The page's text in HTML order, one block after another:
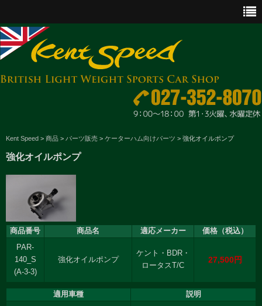
CAR SALES
PARTS
ENGINE MAINTENANCE
OTHER WORKS
GOODS & ACCESSORIES
OUTLINE
Kent Speed > 商品 > パーツ販売 > ケーターハム向けパーツ > 強化オイルポンプ
強化オイルポンプ
商品番号 商品名 適応メーカー
価格（税込）
PAR-
140_S
(A-3-3)
強化オイルポンプ
ケント・BDR・
ロータスT/C
27,500円
適用車種
説明